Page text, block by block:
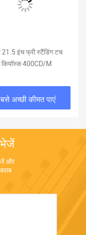
21.5 इंच फ्री स्टैंडिंग टच
कियॉस्क 400CD/M
अच्छी कीमत पाएं
और